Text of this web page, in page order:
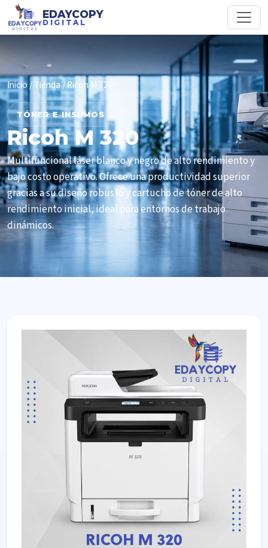
EDAYCOPY
DIGITAL
Inicio/Tienda/ Ricoh M 320
TÓNER E INSUMOS
Ricoh M 320
Multifuncional láser blanco y negro de alto rendimiento y
bajo costo operativo. Ofrece una productividad superior
gracias a su diseño robusto y cartucho de tóner de alto
rendimiento inicial, ideal para entornos de trabajo
dinámicos.